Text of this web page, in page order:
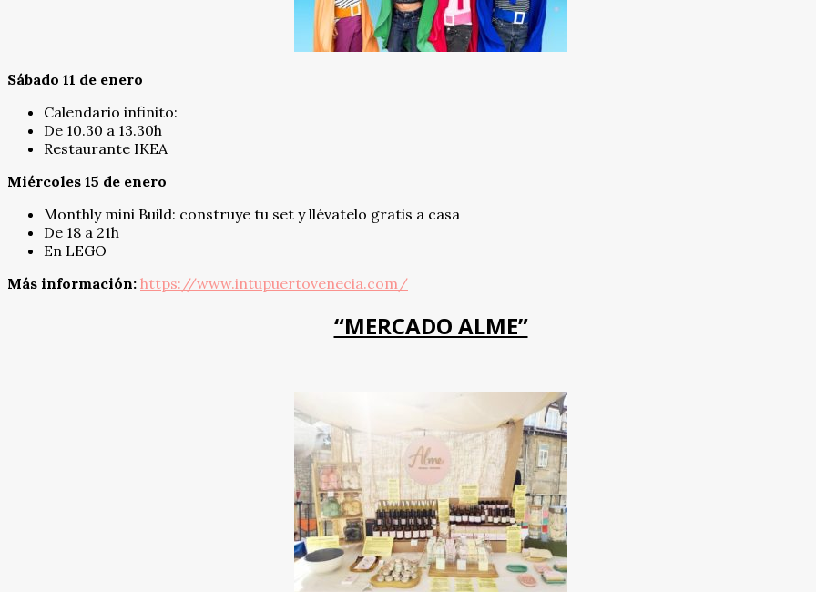
Sábado 11 de enero
Calendario infinito:
De 10.30 a 13.30h
Restaurante IKEA
Miércoles 15 de enero
Monthly mini Build: construye tu set y llévatelo gratis a casa
De 18 a 21h
En LEGO
Más información: https://www.intupuertovenecia.com/
“MERCADO ALME”